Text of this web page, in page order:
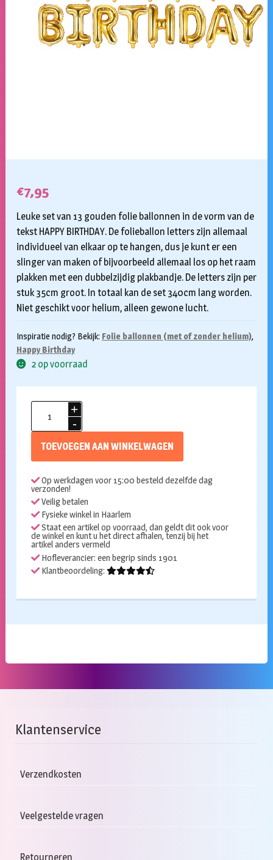
€7,95
Leuke set van 13 gouden folie ballonnen in de vorm van de
tekst HAPPY BIRTHDAY. De folieballon letters zijn allemaal
individueel van elkaar op te hangen, dus je kunt er een
slinger van maken of bijvoorbeeld allemaal los op het raam
plakken met een dubbelzijdig plakbandje. De letters zijn per
stuk 35cm groot. In totaal kan de set 340cm lang worden.
Niet geschikt voor helium, alleen gewone lucht.
Inspiratie nodig? Bekijk: Folie ballonnen (met of zonder helium),
Happy Birthday
2 op voorraad
Folieballonnen
aantal
TOEVOEGEN AAN WINKELWAGEN
Op werkdagen voor 15:00 besteld dezelfde dag
verzonden!
Veilig betalen
Fysieke winkel in Haarlem
Staat een artikel op voorraad, dan geldt dit ook voor
de winkel en kunt u het direct afhalen, tenzij bij het
artikel anders vermeld
Hofleverancier: een begrip sinds 1901
Klantbeoordeling:
Klantenservice
Verzendkosten
Veelgestelde vragen
Retourneren